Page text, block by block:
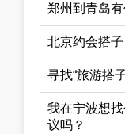
郑州到青岛
北京约会搭子
寻找“旅游搭
我在宁波想
议吗？